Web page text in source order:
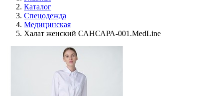
Каталог
Спецодежда
Медицинская
Халат женский САНСАРА-001.MedLine